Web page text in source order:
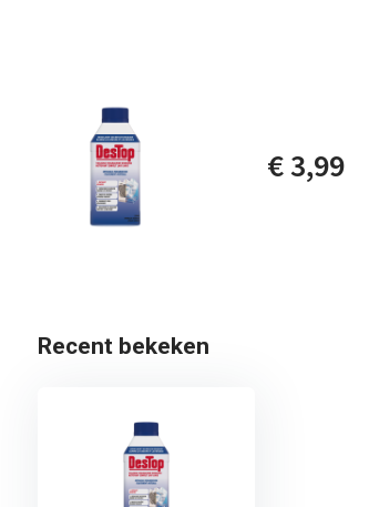
€ 3,99
Recent bekeken